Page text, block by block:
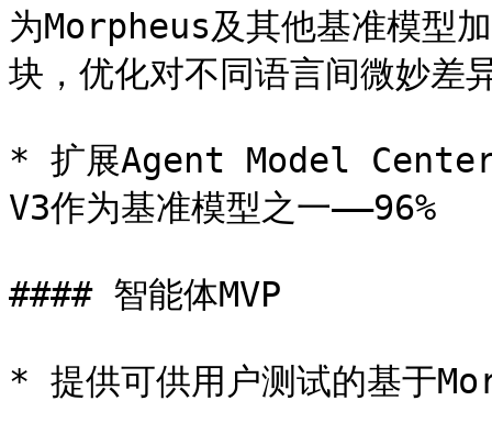
为Morpheus及其他基准模型
块，优化对不同语言间微妙差
* 扩展Agent Model Center
V3作为基准模型之一——96%
#### 智能体MVP
* 提供可供用户测试的基于